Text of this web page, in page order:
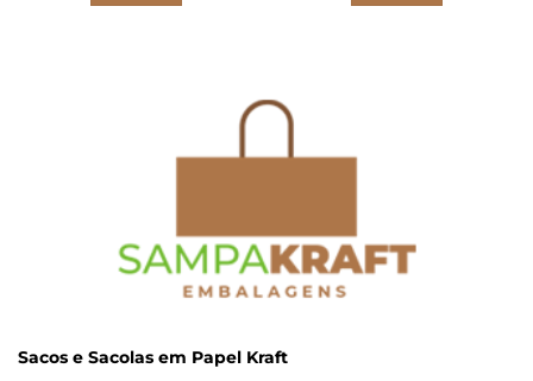
Sacos e Sacolas em Papel Kraft